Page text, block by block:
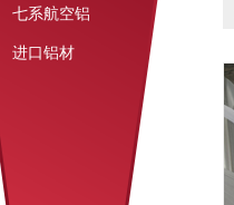
七系航空铝
进口铝材